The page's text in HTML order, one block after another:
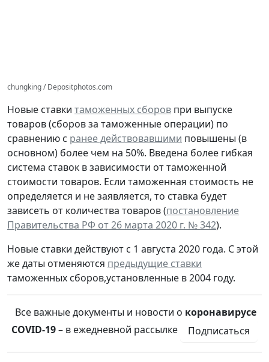
chungking / Depositphotos.com
Новые ставки таможенных сборов при выпуске
товаров (сборов за таможенные операции) по
сравнению с ранее действовавшими повышены (в
основном) более чем на 50%. Введена более гибкая
система ставок в зависимости от таможенной
стоимости товаров. Если таможенная стоимость не
определяется и не заявляется, то ставка будет
зависеть от количества товаров (постановление
Правительства РФ от 26 марта 2020 г. № 342).
Новые ставки действуют с 1 августа 2020 года. С этой
же даты отменяются предыдущие ставки
таможенных сборов,установленные в 2004 году.
Все важные документы и новости о коронавирусе
COVID-19– в ежедневной рассылке Подписаться